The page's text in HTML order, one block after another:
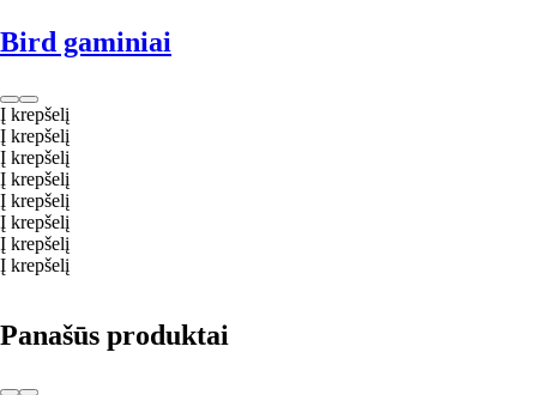
Bird gaminiai
Į krepšelį
Į krepšelį
Į krepšelį
Į krepšelį
Į krepšelį
Į krepšelį
Į krepšelį
Į krepšelį
Panašūs produktai